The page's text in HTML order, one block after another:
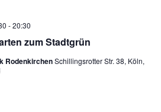
zum Stadtgrün
-20:30
RodenkirchenSchillingsrotter Str. 38, Köln,